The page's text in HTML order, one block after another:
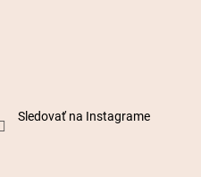
Sledovať na Instagrame